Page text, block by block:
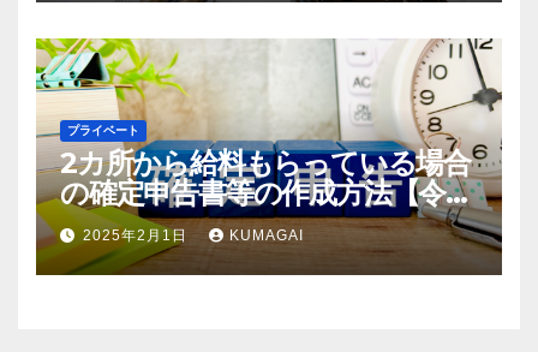
プライベート
2カ所から給料もらっている場合
の確定申告書等の作成方法【令和
6年；2024年分】
2025年2月1日 KUMAGAI